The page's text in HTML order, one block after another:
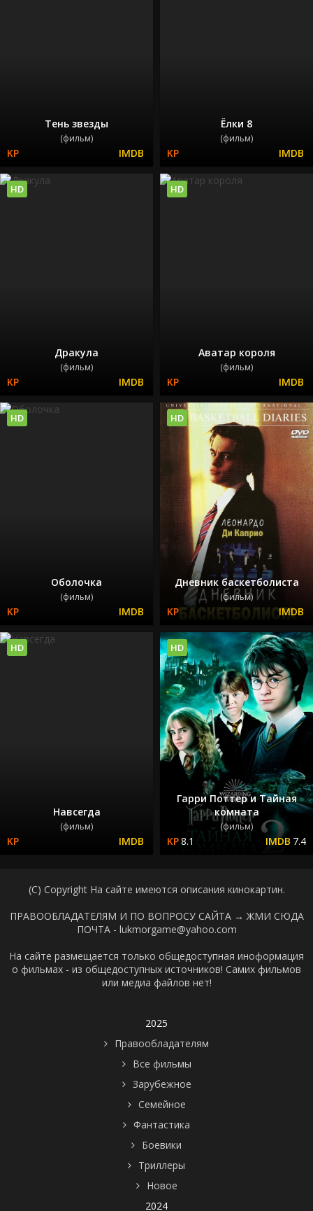
Тень звезды
(фильм)
Ёлки 8
(фильм)
Дракула
(фильм)
HD
Аватар короля
(фильм)
HD
Оболочка
(фильм)
HD
Дневник баскетболиста
(фильм)
HD
Навсегда
(фильм)
HD
Гарри Поттер и Тайная
комната
(фильм)
8.1 7.4
HD
(C) Copyright На сайте имеются описания кинокартин.
ПРАВООБЛАДАТЕЛЯМ И ПО ВОПРОСУ САЙТА → ЖМИ СЮДА
ПОЧТА - lukmorgame@yahoo.com
На сайте размещается только общедоступная иноформация
о фильмах - из общедоступных источников! Самих фильмов
или медиа файлов нет!
2025
Правообладателям
Все фильмы
Зарубежное
Семейное
Фантастика
Боевики
Триллеры
Новое
2024